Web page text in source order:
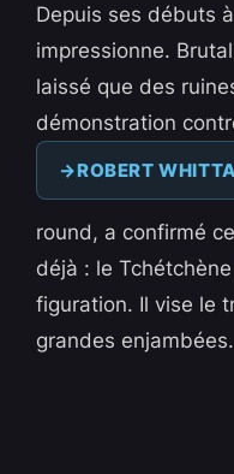
Depuis ses débuts
impressionne.
laissé que des
démonstration
ROBERT
round, a confirmé
déjà : le
figuration. Il vise le
grandes enjambées.